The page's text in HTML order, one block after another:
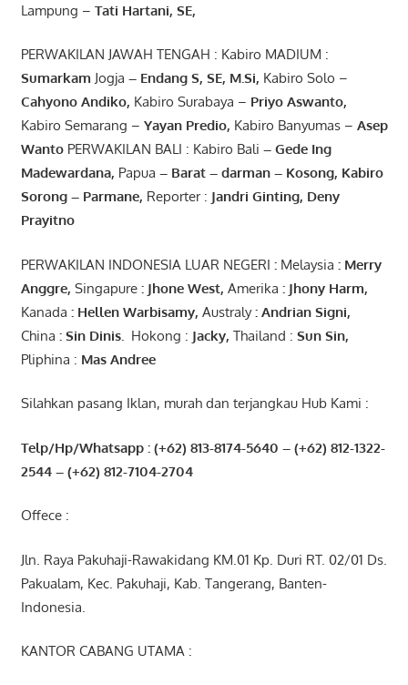
Lampung – Tati Hartani, SE,
PERWAKILAN JAWAH TENGAH : Kabiro MADIUM :
Sumarkam Jogja – EndangS, SE, M.Si, Kabiro Solo –
Cahyono Andiko, Kabiro Surabaya – Priyo Aswanto,
Kabiro Semarang – Yayan Predio, Kabiro Banyumas – Asep
WantoPERWAKILAN BALI : Kabiro Bali – Gede Ing
Madewardana, Papua – Barat – darman– Kosong, Kabiro
Sorong– Parmane, Reporter : Jandri Ginting, Deny
Prayitno
PERWAKILAN INDONESIA LUAR NEGERI : Melaysia : Merry
Anggre, Singapure: JhoneWest, Amerika : JhonyHarm,
Kanada : Hellen Warbisamy, Australy: Andrian Signi,
China : Sin Dinis. Hokong : Jacky, Thailand : Sun Sin,
Pliphina : Mas Andree
Silahkan pasang Iklan, murah dan terjangkau Hub Kami :
Telp/Hp/Whatsapp : (+62) 813-8174-5640 – (+62) 812-1322-
2544– (+62) 812-7104-2704
Offece :
Jln. Raya Pakuhaji-Rawakidang KM.01 Kp. Duri RT. 02/01 Ds.
Pakualam, Kec. Pakuhaji, Kab. Tangerang, Banten-
Indonesia.
KANTOR CABANG UTAMA :